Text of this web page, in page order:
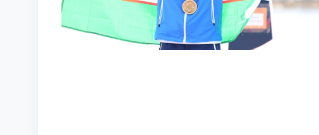
КОНТАКТЫ